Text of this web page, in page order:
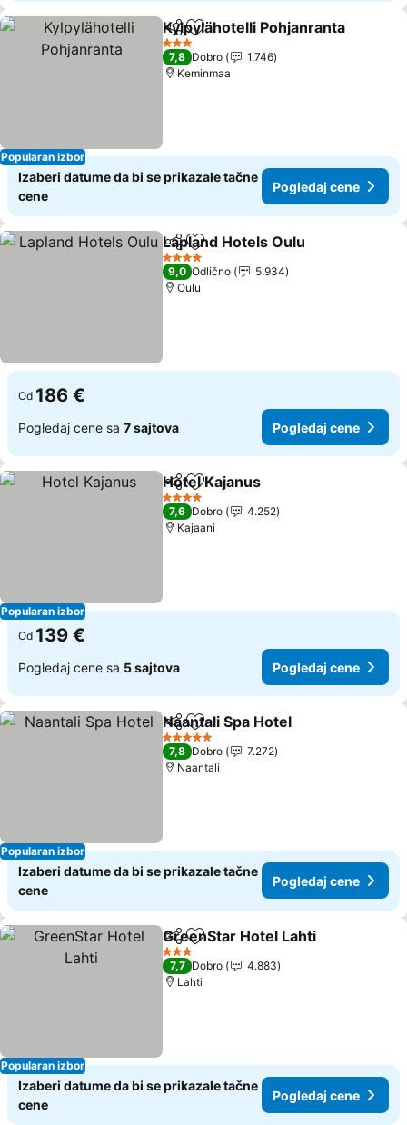
Popularan izbor
Deli Dodati u favorite
Kylpylähotelli Pohjanranta
3 Zvezdice
7,8 Dobro
1.746
Keminmaa
Izaberi datume da bi se prikazale tačne
cene
Pogledaj cene
Deli Dodati u favorite
Lapland Hotels Oulu
4 Zvezdice
9,0 Odlično
5.934
Oulu
Od 186 €
Pogledaj cene sa 7 sajtova Pogledaj cene
Popularan izbor
Deli Dodati u favorite
Hotel Kajanus
4 Zvezdice
7,6 Dobro
4.252
Kajaani
Od 139 €
Pogledaj cene sa 5 sajtova Pogledaj cene
Popularan izbor
Deli Dodati u favorite
Naantali Spa Hotel
5 Zvezdice
7,8 Dobro
7.272
Naantali
Izaberi datume da bi se prikazale tačne
cene
Pogledaj cene
Popularan izbor
Deli Dodati u favorite
GreenStar Hotel Lahti
3 Zvezdice
7,7 Dobro
4.883
Lahti
Izaberi datume da bi se prikazale tačne
cene
Pogledaj cene